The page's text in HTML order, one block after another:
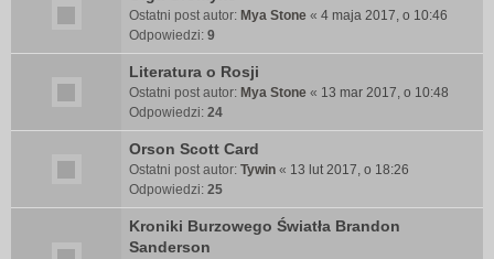
Ostatni post autor: Mya Stone « 4 maja 2017, o 10:46
Odpowiedzi: 9
Literatura o Rosji
Ostatni post autor: Mya Stone « 13 mar 2017, o 10:48
Odpowiedzi: 24
Orson Scott Card
Ostatni post autor: Tywin « 13 lut 2017, o 18:26
Odpowiedzi: 25
Kroniki Burzowego Światła Brandon
Sanderson